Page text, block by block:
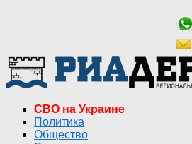
СВО на Украине
Политика
Общество